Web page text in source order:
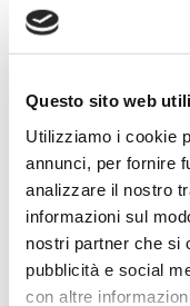
Questo sito web
Utilizziamo i cookie
annunci, per fornire
analizzare il nostro
informazioni sul
nostri partner che si
pubblicità e social
con altre
avec les sites web.
Nom
_ga